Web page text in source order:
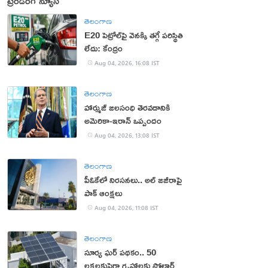
తెలంగాణ
E20 పెట్రోల్‌పై వెనక్కి తగ్గే పరిస్థితి
లేదు: కేంద్రం
Aug 04, 2026, 16:08 IST
తెలంగాణ
హార్ముజ్ జలసంధి తెరవడానికి
అమెరికా-ఇరాన్ ఒప్పందం
Aug 04, 2026, 13:08 IST
తెలంగాణ
పీఓకేలో నిరసనలు.. అల్ జజీరాపై
పాక్ ఆంక్షలు
Aug 04, 2026, 11:08 IST
తెలంగాణ
సూర్య ఘర్ పథకం.. 50